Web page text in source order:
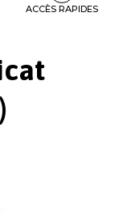
ACCÈS RAPIDES